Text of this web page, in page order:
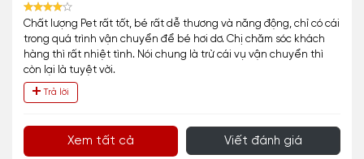
Chất lượng Pet rất tốt, bé rất dễ thương và năng động, chỉ có cái
trong quá trình vận chuyển để bé hơi dơ. Chị chăm sóc khách
hàng thì rất nhiệt tình. Nói chung là trừ cái vụ vận chuyển thì
còn lại là tuyệt vời.
Trả lời
Xem tất cả Viết đánh giá